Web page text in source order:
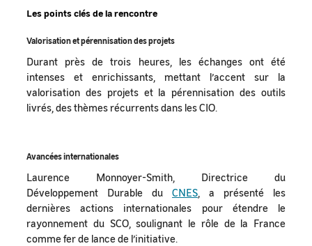
Les points clés de la rencontre
Valorisation et pérennisation des projets
Durant près de trois heures, les échanges ont été
intenses et enrichissants, mettant l’accent sur la
valorisation des projets et la pérennisation des outils
livrés, des thèmes récurrents dans les CIO.
Avancées internationales
Laurence Monnoyer-Smith, Directrice du
Développement Durable du CNES , a présenté les
dernières actions internationales pour étendre le
rayonnement du SCO, soulignant le rôle de la France
comme fer de lance de l’initiative.